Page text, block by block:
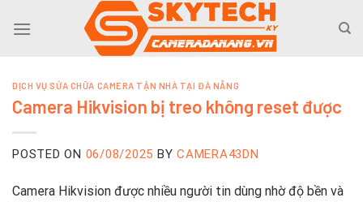
DỊCH VỤ SỬA CHỮA CAMERA TẬN NHÀ TẠI ĐÀ NẴNG
Camera Hikvision bị treo không reset được
POSTED ON 06/08/2025 BY CAMERA43DN
Camera Hikvision được nhiều người tin dùng nhờ độ bền và